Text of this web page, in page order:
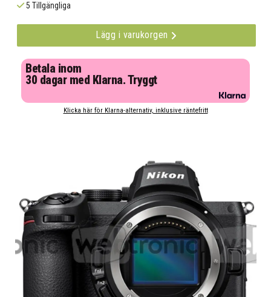
5 Tillgängliga
Lägg i varukorgen
Betala inom
30 dagar med Klarna. Tryggt
Klicka här för Klarna-alternativ, inklusive räntefritt